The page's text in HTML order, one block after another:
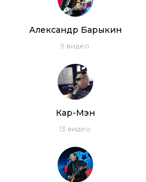
Александр Барыкин
9 видео
Кар-Мэн
13 видео